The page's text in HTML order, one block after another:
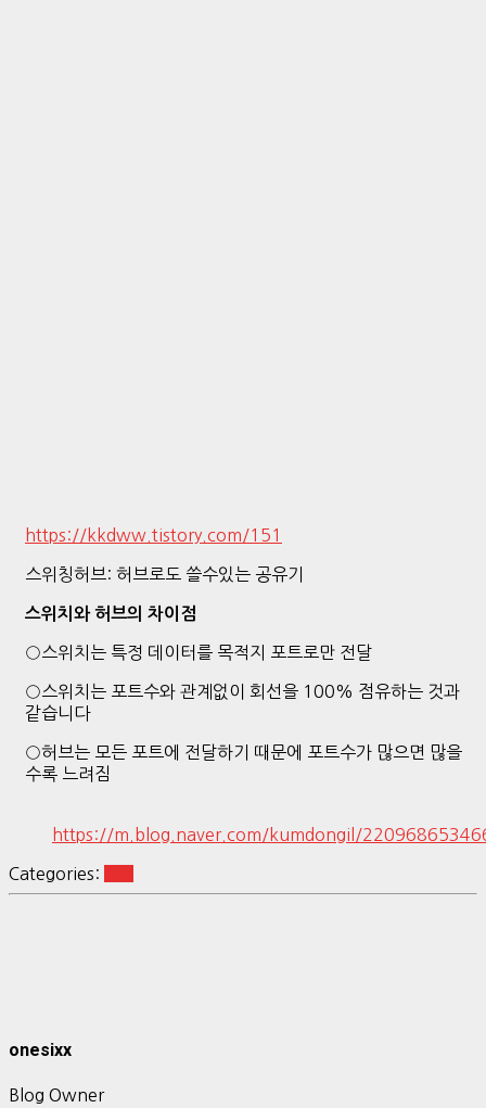
https://kkdww.tistory.com/151
스위칭허브: 허브로도 쓸수있는 공유기
스위치와 허브의 차이점
○스위치는 특정 데이터를 목적지 포트로만 전달
○스위치는 포트수와 관계없이 회선을 100% 점유하는 것과
같습니다
○허브는 모든 포트에 전달하기 때문에 포트수가 많으면 많을
수록 느려짐
https://m.blog.naver.com/kumdongil/
Categories:
onesixx
Blog Owner